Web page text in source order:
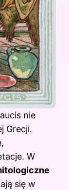
nie
Grecji.
W
się w